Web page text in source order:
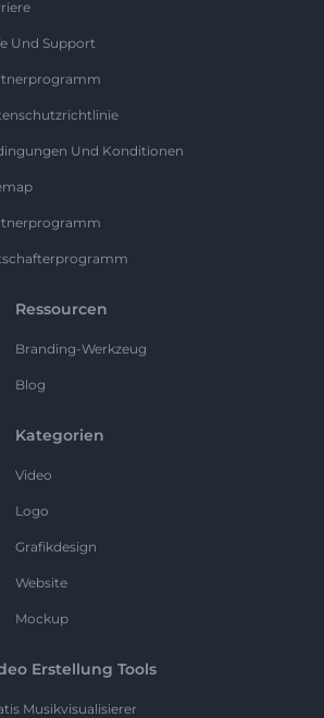
Und Support
Und Konditionen
Ressourcen
Branding-Werkzeug
Blog
Kategorien
Video
Logo
Grafikdesign
Website
Mockup
Erstellung Tools
Musikvisualisierer